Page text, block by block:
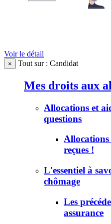
Voir le détail
× Tout sur : Candidat
Mes droits aux
Allocations et
questions
Allocations
reçues !
L'essentiel à
chômage
Les
assurance